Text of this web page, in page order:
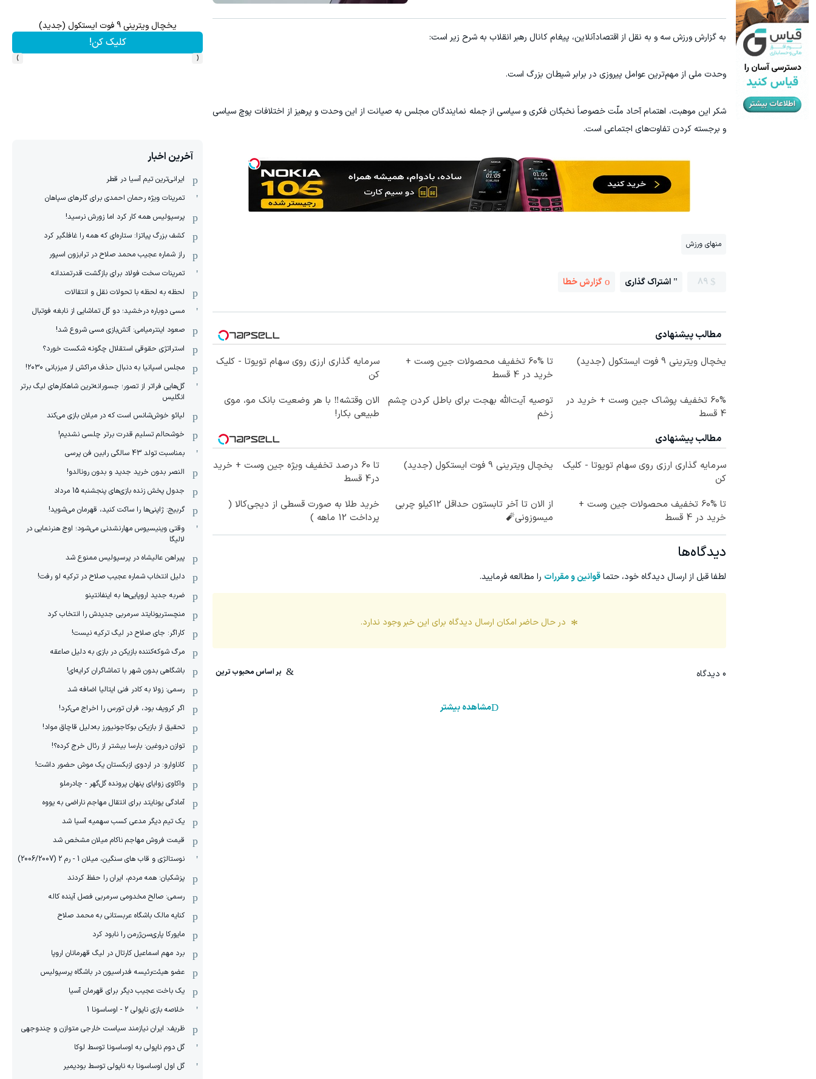
به گزارش ورزش سه و به نقل از اقتصادآنلاین، پیغام کانال رهبر انقلاب به شرح زیر است:
وحدت ملی از مهم‌ترین عوامل پیروزی در برابر شیطان بزرگ است.
شکر این موهبت، اهتمام آحاد ملّت خصوصاً نخبگان فکری و سیاسی از جمله نمایندگان مجلس به صیانت از این وحدت و پرهیز از اختلافات پوچ سیاسی
و برجسته کردن تفاوت‌های اجتماعی است.
منهای ورزش
89 اشتراک گذاری گزارش خطا
مطالب پیشنهادی
یخچال ویترینی 9 فوت ایستکول (جدید)
تا %60 تخفیف محصولات جین وست +
خرید در 4 قسط
سرمایه گذاری ارزی روی سهام تویوتا - کلیک
کن
60% تخفیف پوشاک جین وست + خرید در
4 قسط
توصیه آیت‌الله بهجت برای باطل کردن چشم
زخم
الان وقتشه‼️ با هر وضعیت بانک مو، موی
طبیعی بکار!
مطالب پیشنهادی
سرمایه گذاری ارزی روی سهام تویوتا - کلیک
کن
یخچال ویترینی 9 فوت ایستکول (جدید)
تا 60 درصد تخفیف ویژه جین وست + خرید
در4 قسط
تا %60 تخفیف محصولات جین وست +
خرید در 4 قسط
از الان تا آخر تابستون حداقل 12کیلو چربی
میسوزونی🧨
خرید طلا به صورت قسطی از دیجی‌کالا (
پرداخت 12 ماهه )
دیدگاه‌ها
لطفا قبل از ارسال دیدگاه خود، حتماقوانین و مقررات را مطالعه فرمایید.
در حال حاضر امکان ارسال دیدگاه برای این خبر وجود ندارد.
0 دیدگاه
مشاهده بیشتر
کلیک کن! ثبت نام کنید
با شرکت در جشنواره زاگرس، دو برابر سپرده خود را دریافت کنیدمیدونستی میتونی از بالا رفتن
‹
›
آخرین اخبار
ایرانی‌ترین تیم آسیا در قطر
تمرینات ویژه رحمان احمدی برای گلرهای سپاهان
پرسپولیس همه کار کرد اما زورش نرسید!
کشف بزرگ پیاتزا: ستاره‌ای که همه را غافلگیر کرد
راز شماره عجیب محمد صلاح در ترابزون اسپور
تمرینات سخت فولاد برای بازگشت قدرتمندانه
لحظه به لحظه با تحولات نقل و انتقالات
مسی دوباره درخشید؛ دو گل تماشایی از نابغه فوتبال
صعود اینترمیامی: آتش‌بازی مسی شروع شد!
استراتژی حقوقی استقلال چگونه شکست خورد؟
مجلس اسپانیا به دنبال حذف مراکش از میزبانی ۲۰۳۰!
گل‌هایی فراتر از تصور؛ جسورانه‌ترین شاهکارهای لیگ برتر
انگلیس
لیائو خوش‌شانس است که در میلان بازی می‌کند
خوشحالم تسلیم قدرت برتر چلسی نشدیم!
بمناسبت تولد 43 سالگی رابین فن پرسی
النصر بدون خرید جدید و بدون رونالدو!
جدول پخش زنده بازی‌های پنجشنبه 15 مرداد
گربیج: ژاپنی‌ها را ساکت کنید، قهرمان می‌شوید!
وقتی وینیسیوس مهارنشدنی می‌شود؛ اوج هنرنمایی در
لالیگا
پیراهن عالیشاه در پرسپولیس ممنوع شد
دلیل انتخاب شماره عجیب صلاح در ترکیه لو رفت!
ضربه جدید اروپایی‌ها به اینفانتینو
منچستریونایتد سرمربی جدیدش را انتخاب کرد
کاراگر: جای صلاح در لیگ ترکیه نیست!
مرگ شوکه‌کننده بازیکن در بازی به دلیل صاعقه
باشگاهی بدون شهر با تماشاگران کرایه‌ای!
رسمی: زولا به کادر فنی ایتالیا اضافه شد
اگر کرویف بود، فران تورس را اخراج می‌کرد!
تحقیق از بازیکن بوکاجونیورز به‌دلیل قاچاق مواد!
توازن دروغین: بارسا بیشتر از رئال خرج کرده؟!
کاناوارو: در اردوی ازبکستان یک موش حضور داشت!
واکاوی زوایای پنهان پرونده گل‌گهر - چادرملو
آمادگی یونایتد برای انتقال مهاجم ناراضی به یووه
یک تیم دیگر مدعی کسب سهمیه آسیا شد
قیمت فروش مهاجم ناکام میلان مشخص شد
نوستالژی و قاب های سنگین، میلان 1 - رم 2 (2006/2007)
پزشکیان: همه مردم، ایران را حفظ کردند
رسمی: صالح مخدومی سرمربی فصل آینده کاله
کنایه مالک باشگاه عربستانی به محمد صلاح
مایورکا پاری‌سن‌ژرمن را نابود کرد
برد مهم اسماعیل کارتال در لیگ قهرمانان اروپا
عضو هیئت‌رئیسه فدراسیون در باشگاه پرسپولیس
یک باخت عجیب دیگر برای قهرمان آسیا
خلاصه بازی ناپولی 2 - اوساسونا 1
ظریف: ایران نیازمند سیاست خارجی متوازن و چندوجهی
گل دوم ناپولی به اوساسونا توسط لوکا
گل اول اوساسونا به ناپولی توسط بودیمیر